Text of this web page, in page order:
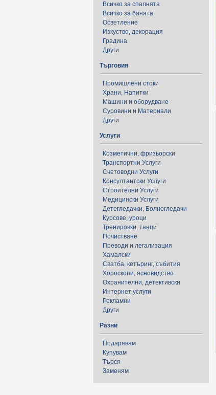
Всичко за спалнята
Всичко за банята
Осветление
Изкуство, декорация
Градина
Други
Търговия
Промишлени стоки
Храни, Напитки
Машини и оборудване
Суровини и Материали
Други
Услуги
Козметични, фризьорски
Транспортни Услуги
Счетоводни Услуги
Консултантски Услуги
Строителни Услуги
Медицински Услуги
Детегледачки, Болногледачи
Курсове, уроци
Тренировки, танци
Почистване
Преводи и легализация
Хамалски
Сватба, кетъринг, събития
Хороскопи, ясновидство
Охранителни, детективски
Интернет услуги
Рекламни
Други
Разни
Подарявам
Купувам
Търся
Заменям